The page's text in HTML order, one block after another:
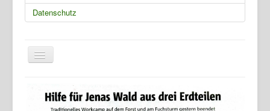
Datenschutz
Navigation
an/aus